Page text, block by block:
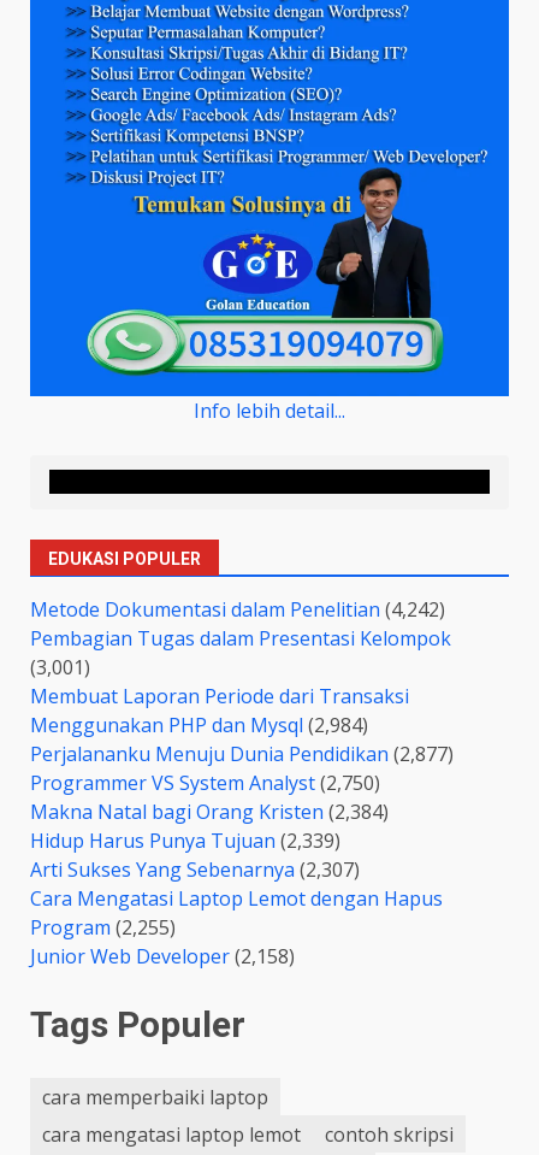
Info lebih detail...
EDUKASI POPULER
Metode Dokumentasi dalam Penelitian (4,242)
Pembagian Tugas dalam Presentasi Kelompok
(3,001)
Membuat Laporan Periode dari Transaksi
Menggunakan PHP dan Mysql (2,984)
Perjalananku Menuju Dunia Pendidikan (2,877)
Programmer VS System Analyst(2,750)
Makna Natal bagi Orang Kristen (2,384)
Hidup Harus Punya Tujuan (2,339)
Arti Sukses Yang Sebenarnya (2,307)
Cara Mengatasi Laptop Lemot dengan Hapus
Program (2,255)
Junior Web Developer(2,158)
Tags Populer
cara memperbaiki laptop
cara mengatasi laptop lemot
contoh skripsi